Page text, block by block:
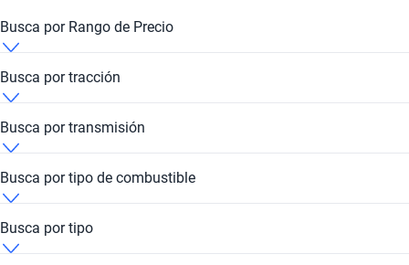
Busca por Rango de Precio
Land Rover Discovery 2003 de 10 millones de pesos
Land Rover Discovery 2003 de
Land Rover Discovery 2003 de
Busca por tracción
Land Rover Discovery 2003 4x4
Busca por transmisión
Land Rover Discovery 2003 Automática
Busca por tipo de combustible
Land Rover Discovery 2003 Diesel
Busca por tipo